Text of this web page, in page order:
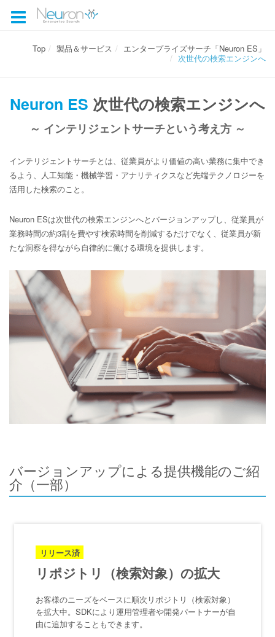
Neuron ES 次世代の検索エンジンへ
Top 製品＆サービス
エンタープライズサーチ「Neuron ES」
次世代の検索エンジンへ
Neuron ES 次世代の検索エンジンへ
～ インテリジェントサーチという考え方 ～
インテリジェントサーチとは、従業員がより価値の高い業務に集中でき
るよう、人工知能・機械学習・アナリティクスなど先端テクノロジーを
活用した検索のこと。
Neuron ESは次世代の検索エンジンへとバージョンアップし、従業員が
業務時間の約3割を費やす検索時間を削減するだけでなく、従業員が新
たな洞察を得ながら⾃律的に働ける環境を提供します。
バージョンアップによる提供機能のご紹
介（一部）
リリース済
リポジトリ（検索対象）の拡大
お客様のニーズをベースに順次リポジトリ（検索対象）
を拡大中。SDKにより運用管理者や開発パートナーが自
由に追加することもできます。